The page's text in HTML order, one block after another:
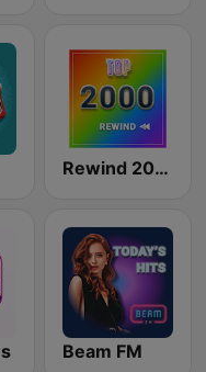
Rewind 2000's
Beam FM